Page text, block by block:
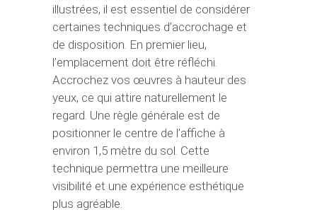
illustrées, il est essentiel de considérer
certaines techniques d’accrochage et
de disposition. En premier lieu,
l’emplacement doit être réfléchi.
Accrochez vos œuvres à hauteur des
yeux, ce qui attire naturellement le
regard. Une règle générale est de
positionner le centre de l’affiche à
environ 1,5 mètre du sol. Cette
technique permettra une meilleure
visibilité et une expérience esthétique
plus agréable.